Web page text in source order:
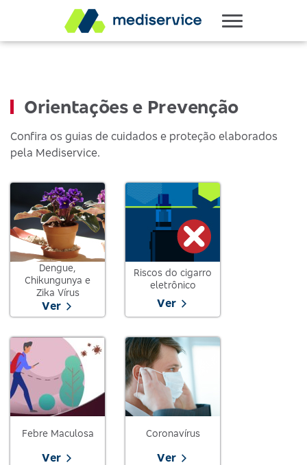
Orientações e Prevenção
Confira os guias de cuidados e proteção elaborados
pela Mediservice.
Dengue,
Chikungunya e
Zika Vírus
Ver
Riscos do cigarro
eletrônico
Ver
Febre Maculosa
Ver
Coronavírus
Ver